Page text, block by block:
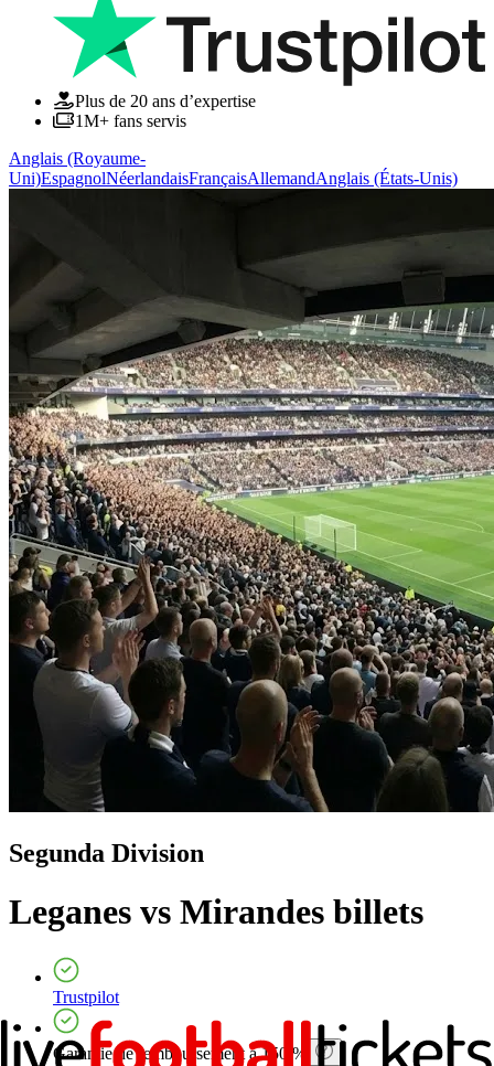
Plus de 20 ans d’expertise
1M+ fans servis
Anglais (Royaume-
Uni)EspagnolNéerlandaisFrançaisAllemandAnglais (États-Unis)
Segunda Division
Leganes vs Mirandes billets
Trustpilot
Garantie de remboursement à 150 %